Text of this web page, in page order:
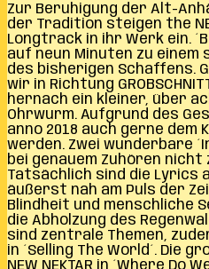
Zur Beruhigung der Alt-
der Tradition steigen the
Longtrack in ihr Werk ein.
auf neun Minuten zu einem
des bisherigen Schaffens.
wir in Richtung
hernach ein kleiner, über
Ohrwurm. Aufgrund des
anno 2018 auch gerne
werden. Zwei wunderbare
bei genauem Zuhören nicht
Tatsächlich sind die Lyrics
äußerst nah am Puls der
Blindheit und menschliche
die Abholzung des
sind zentrale Themen,
in ´Selling The World´. Die
NEW NEKTAR in ´Where Do